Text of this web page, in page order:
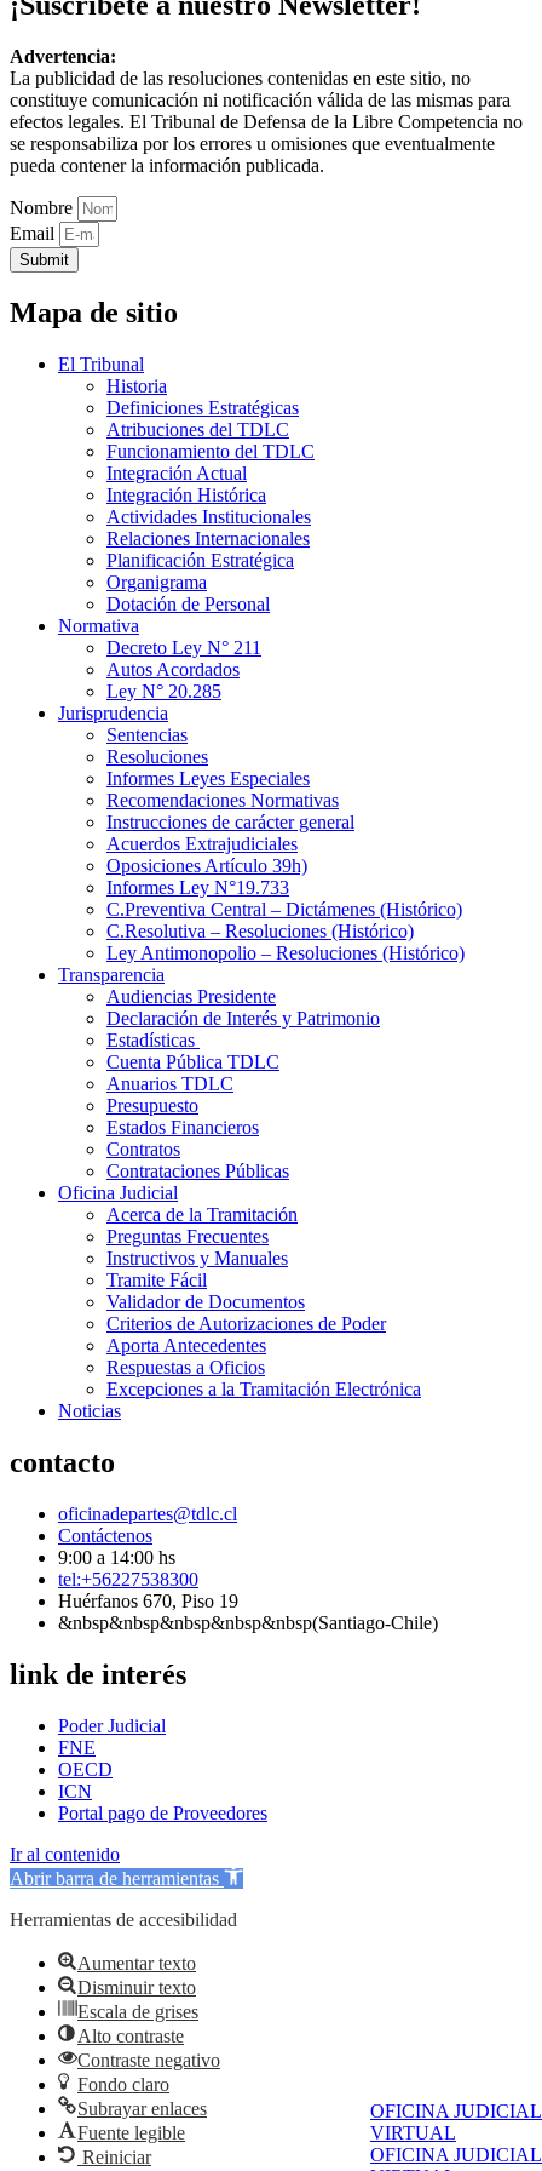
OFICINA JUDICIAL
VIRTUAL
OFICINA JUDICIAL
Advertencia:
La publicidad de las resoluciones contenidas en este sitio, no
constituye comunicación ni notificación válida de las mismas para
efectos legales. El Tribunal de Defensa de la Libre Competencia no
se responsabiliza por los errores u omisiones que eventualmente
pueda contener la información publicada.
Nombre
Email
Submit
Mapa de sitio
El Tribunal
Historia
Definiciones Estratégicas
Atribuciones del TDLC
Funcionamiento del TDLC
Integración Actual
Integración Histórica
Actividades Institucionales
Relaciones Internacionales
Planificación Estratégica
Organigrama
Dotación de Personal
Normativa
Decreto Ley N° 211
Autos Acordados
Ley N° 20.285
Jurisprudencia
Sentencias
Resoluciones
Informes Leyes Especiales
Recomendaciones Normativas
Instrucciones de carácter general
Acuerdos Extrajudiciales
Oposiciones Artículo 39h)
Informes Ley N°19.733
C.Preventiva Central – Dictámenes (Histórico)
C.Resolutiva – Resoluciones (Histórico)
Ley Antimonopolio – Resoluciones (Histórico)
Transparencia
Audiencias Presidente
Declaración de Interés y Patrimonio
Estadísticas
Cuenta Pública TDLC
Anuarios TDLC
Presupuesto
Estados Financieros
Contratos
Contrataciones Públicas
Oficina Judicial
Acerca de la Tramitación
Preguntas Frecuentes
Instructivos y Manuales
Tramite Fácil
Validador de Documentos
Criterios de Autorizaciones de Poder
Aporta Antecedentes
Respuestas a Oficios
Excepciones a la Tramitación Electrónica
Noticias
contacto
oficinadepartes@tdlc.cl
Contáctenos
9:00 a 14:00 hs
tel:+56227538300
Huérfanos 670, Piso 19
&nbsp&nbsp&nbsp&nbsp&nbsp(Santiago-Chile)
link de interés
Poder Judicial
FNE
OECD
ICN
Portal pago de Proveedores
Ir al contenido
Abrir barra de herramientas
Herramientas de accesibilidad
Aumentar texto
Disminuir texto
Escala de grises
Alto contraste
Contraste negativo
Fondo claro
Subrayar enlaces
Fuente legible
Reiniciar